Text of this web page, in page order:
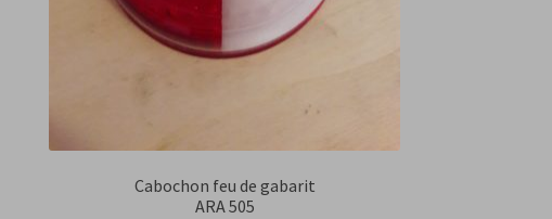
Cabochon feu de gabarit
ARA 505